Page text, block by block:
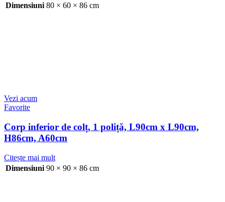
Dimensiuni 80 × 60 × 86 cm
Vezi acum
Favorite
Corp inferior de colț, 1 poliță, L90cm x L90cm,
H86cm, A60cm
Citește mai mult
Dimensiuni 90 × 90 × 86 cm